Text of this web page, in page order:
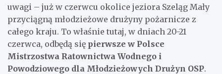
uwagi – już w czerwcu okolice jeziora Szeląg Mały
przyciągną młodzieżowe drużyny pożarnicze z
całego kraju. To właśnie tutaj, w dniach 20-21
czerwca, odbędą się pierwsze w Polsce
Mistrzostwa Ratownictwa Wodnego i
Powodziowego dla Młodzieżowych Drużyn OSP.